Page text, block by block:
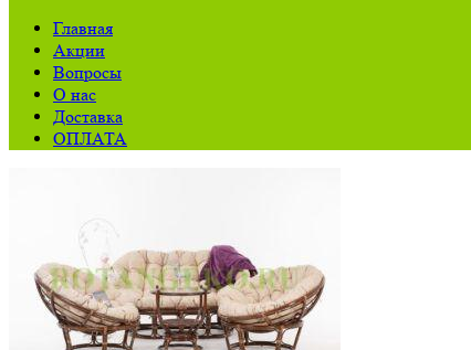
Главная
Акции
Вопросы
О нас
Доставка
ОПЛАТА